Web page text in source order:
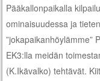
Pääkallonpaikalla
ominaisuudessa ja
”jokapaikanhöylämme”
EK3:lla meidän
(K.Ikävalko) tehtävät.